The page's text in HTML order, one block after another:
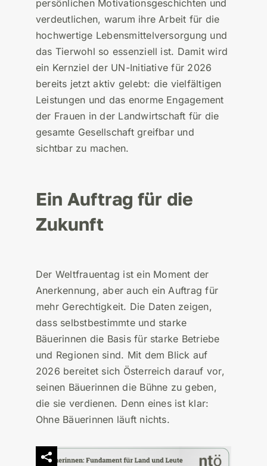
persönlichen Motivationsgeschichten und
verdeutlichen, warum ihre Arbeit für die
hochwertige Lebensmittelversorgung und
das Tierwohl so essenziell ist. Damit wird
ein Kernziel der UN-Initiative für 2026
bereits jetzt aktiv gelebt: die vielfältigen
Leistungen und das enorme Engagement
der Frauen in der Landwirtschaft für die
gesamte Gesellschaft greifbar und
sichtbar zu machen.
Ein Auftrag für die
Zukunft
Der Weltfrauentag ist ein Moment der
Anerkennung, aber auch ein Auftrag für
mehr Gerechtigkeit. Die Daten zeigen,
dass selbstbestimmte und starke
Bäuerinnen die Basis für starke Betriebe
und Regionen sind. Mit dem Blick auf
2026 bereitet sich Österreich darauf vor,
seinen Bäuerinnen die Bühne zu geben,
die sie verdienen. Denn eines ist klar:
Ohne Bäuerinnen läuft nichts.